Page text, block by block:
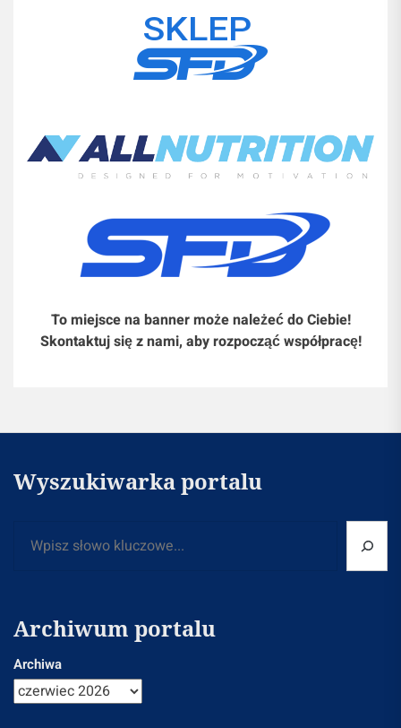
To miejsce na banner może należeć do Ciebie!
Skontaktuj się z nami, aby rozpocząć współpracę!
Wyszukiwarka portalu
Archiwum portalu
Archiwa